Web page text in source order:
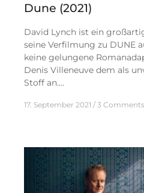
Dune (2021)
David Lynch ist ein
seine Verfilmung zu DUNE
keine gelungene
Denis Villeneuve dem als
Stoff an.…
17. September 2021 3 Comments